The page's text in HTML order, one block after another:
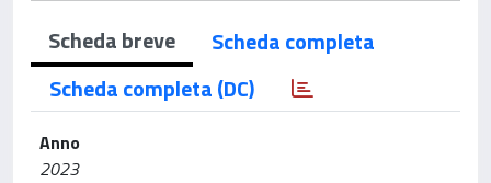
Scheda breve
Scheda completa
Scheda completa (DC)
Anno
2023